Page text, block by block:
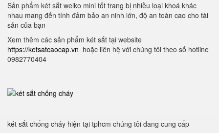
Sản phẩm két sắt welko mini tốt trang bị nhiều loại khoá khác
nhau mang đến tính đảm bảo an ninh lớn, độ an toàn cao cho tài
sản của bạn
Xem thêm các sản phẩm két sắt tại website
https://ketsatcaocap.vn hoặc liên hệ với chúng tôi theo số hotline
0982770404
két sắt chống cháy hiện tại tphcm chúng tôi đang cung cấp